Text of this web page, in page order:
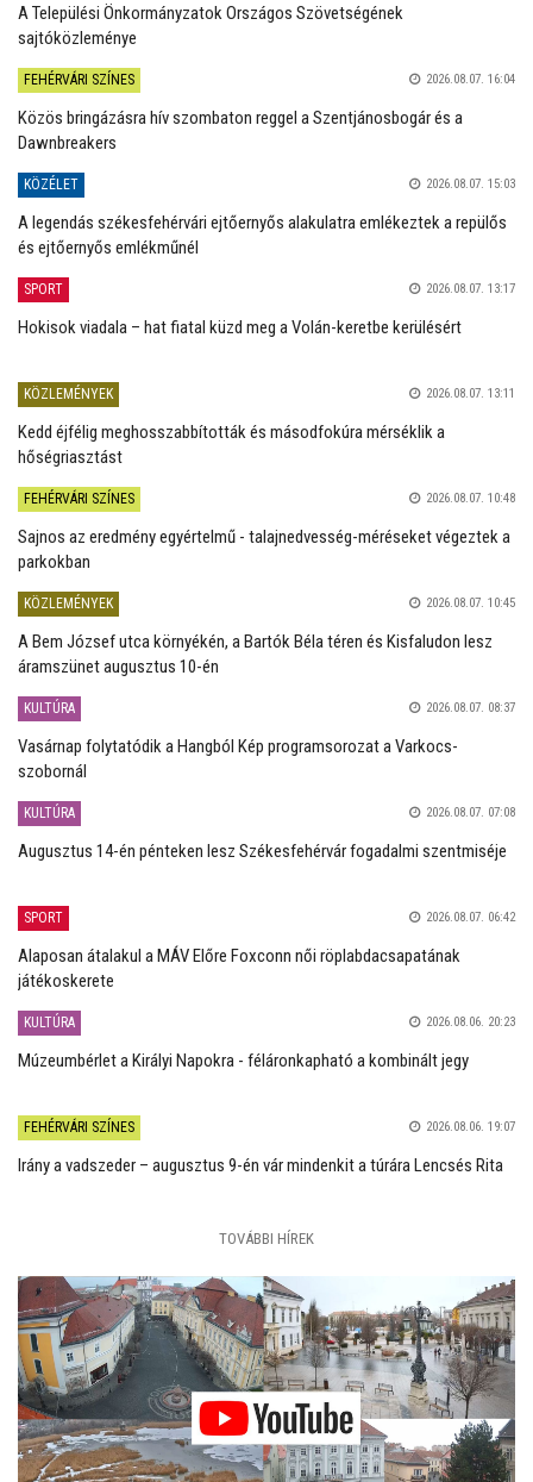
A Települési Önkormányzatok Országos Szövetségének
sajtóközleménye
FEHÉRVÁRI SZÍNES 2026.08.07. 16:04
Közös bringázásra hív szombaton reggel a Szentjánosbogár és a
Dawnbreakers
KÖZÉLET 2026.08.07. 15:03
A legendás székesfehérvári ejtőernyős alakulatra emlékeztek a repülős
és ejtőernyős emlékműnél
SPORT 2026.08.07. 13:17
Hokisok viadala – hat fiatal küzd meg a Volán-keretbe kerülésért
KÖZLEMÉNYEK 2026.08.07. 13:11
Kedd éjfélig meghosszabbították és másodfokúra mérséklik a
hőségriasztást
FEHÉRVÁRI SZÍNES 2026.08.07. 10:48
Sajnos az eredmény egyértelmű - talajnedvesség-méréseket végeztek a
parkokban
KÖZLEMÉNYEK 2026.08.07. 10:45
A Bem József utca környékén, a Bartók Béla téren és Kisfaludon lesz
áramszünet augusztus 10-én
KULTÚRA 2026.08.07. 08:37
Vasárnap folytatódik a Hangból Kép programsorozat a Varkocs-
szobornál
KULTÚRA 2026.08.07. 07:08
Augusztus 14-én pénteken lesz Székesfehérvár fogadalmi szentmiséje
SPORT 2026.08.07. 06:42
Alaposan átalakul a MÁV Előre Foxconn női röplabdacsapatának
játékoskerete
KULTÚRA 2026.08.06. 20:23
Múzeumbérlet a Királyi Napokra - féláronkapható a kombinált jegy
FEHÉRVÁRI SZÍNES 2026.08.06. 19:07
Irány a vadszeder – augusztus 9-én vár mindenkit a túrára Lencsés Rita
TOVÁBBI HÍREK